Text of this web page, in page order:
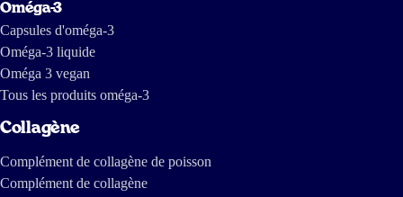
Oméga-3
Capsules d'oméga-3
Oméga-3 liquide
Oméga 3 vegan
Tous les produits oméga-3
Collagène
Complément de collagène de poisson
Complément de collagène